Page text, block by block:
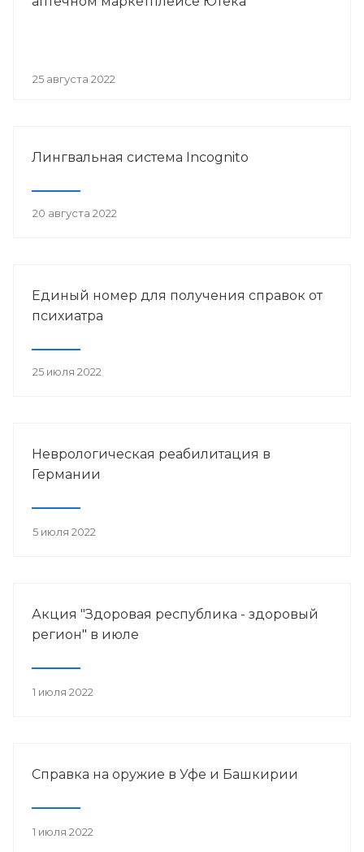
25 августа 2022
Лингвальная система Incognito
20 августа 2022
Единый номер для получения справок от
психиатра
25 июля 2022
Неврологическая реабилитация в
Германии
5 июля 2022
Акция "Здоровая республика - здоровый
регион" в июле
1 июля 2022
Справка на оружие в Уфе и Башкирии
1 июля 2022